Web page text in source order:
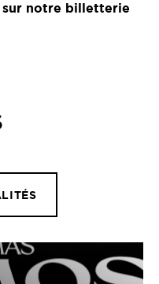
sur notre billetterie